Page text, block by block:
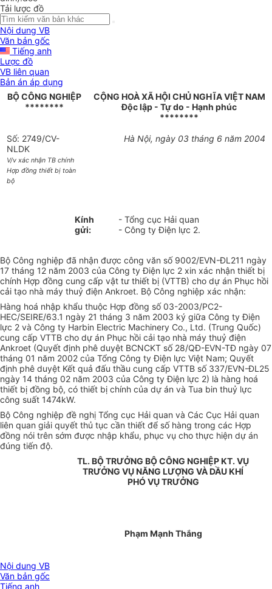
Tải lược đồ
Nội dung VB
Văn bản gốc
Tiếng anh
Lược đồ
VB liên quan
Bản án áp dụng
BỘ CÔNG NGHIỆP
********
CỘNG HOÀ XÃ HỘI CHỦ NGHĨA VIỆT NAM
Độc lập - Tự do - Hạnh phúc
********
Số: 2749/CV-
NLDK
V/v xác nhận TB chính
Hợp đồng thiết bị toàn
bộ
Hà Nội, ngày 03 tháng 6 năm 2004
Kính
gửi:
- Tổng cục Hải quan
- Công ty Điện lực 2.
Bộ Công nghiệp đã nhận được công văn số 9002/EVN-ĐL211 ngày
17 tháng 12 năm 2003 của Công ty Điện lực 2 xin xác nhận thiết bị
chính Hợp đồng cung cấp vật tư thiết bị (VTTB) cho dự án Phục hồi
cải tạo nhà máy thuỷ điện Ankroet. Bộ Công nghiệp xác nhận:
Hàng hoá nhập khẩu thuộc Hợp đồng số 03-2003/PC2-
HEC/SEIRE/63.1 ngày 21 tháng 3 năm 2003 ký giữa Công ty Điện
lực 2 và Công ty Harbin Electric Machinery Co., Ltd. (Trung Quốc)
cung cấp VTTB cho dự án Phục hồi cải tạo nhà máy thuỷ điện
Ankroet (Quyết định phê duyệt BCNCKT số 28/QĐ-EVN-TĐ ngày 07
tháng 01 năm 2002 của Tổng Công ty Điện lực Việt Nam; Quyết
định phê duyệt Kết quả đấu thầu cung cấp VTTB số 337/EVN-ĐL25
ngày 14 tháng 02 năm 2003 của Công ty Điện lực 2) là hàng hoá
thiết bị đồng bộ, có thiết bị chính của dự án và Tua bin thuỷ lực
công suất 1474kW.
Bộ Công nghiệp đề nghị Tổng cục Hải quan và Các Cục Hải quan
liên quan giải quyết thủ tục cần thiết để số hàng trong các Hợp
đồng nói trên sớm được nhập khẩu, phục vụ cho thực hiện dự án
đúng tiến độ.
TL. BỘ TRƯỞNG BỘ CÔNG NGHIỆP KT. VỤ
TRƯỞNG VỤ NĂNG LƯỢNG VÀ DẦU KHÍ
PHÓ VỤ TRƯỞNG
Phạm Mạnh Thắng
Nội dung VB
Văn bản gốc
Tiếng anh